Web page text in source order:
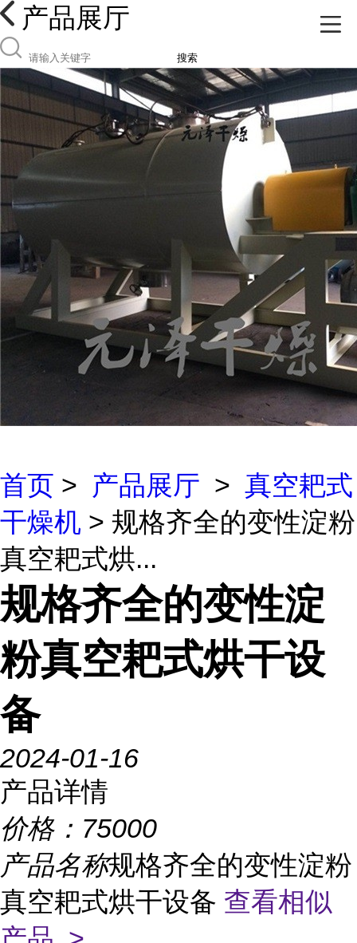
产品展厅
搜索
首页 > 产品展厅 > 真空耙式
干燥机 > 规格齐全的变性淀粉
真空耙式烘...
规格齐全的变性淀
粉真空耙式烘干设
备
2024-01-16
产品详情
价格： 75000
产品名称规格齐全的变性淀粉
真空耙式烘干设备 查看相似